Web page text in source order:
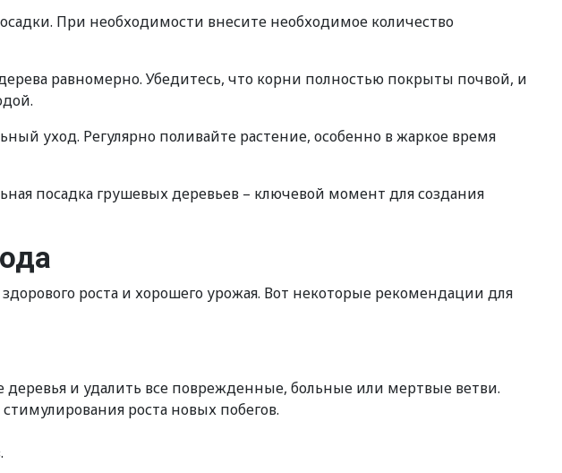
При необходимости внесите необходимое количество
равномерно. Убедитесь, что корни полностью покрыты почвой, и
уход. Регулярно поливайте растение, особенно в жаркое время
посадка грушевых деревьев – ключевой момент для создания
роста и хорошего урожая. Вот некоторые рекомендации для
деревья и удалить все поврежденные, больные или мертвые ветви.
роста новых побегов.